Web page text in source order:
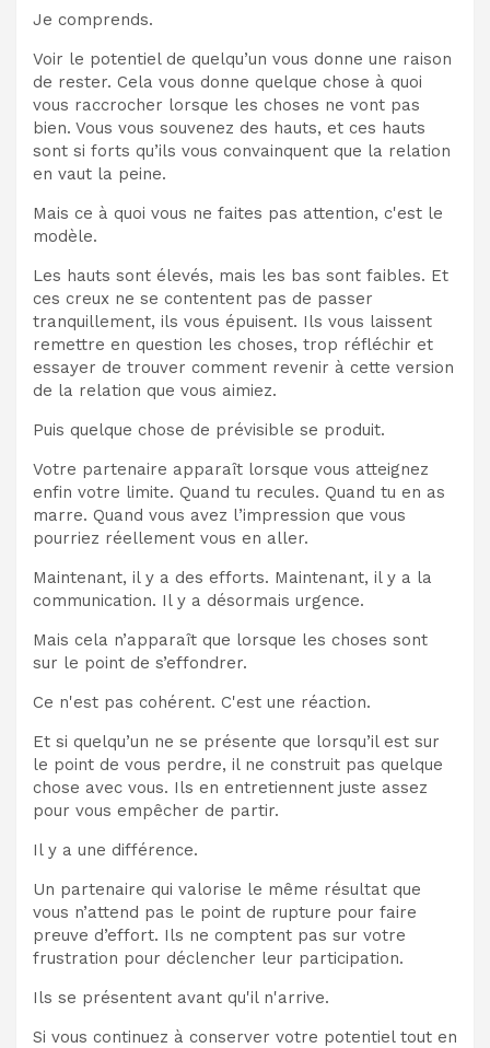
Je comprends.
Voir le potentiel de quelqu’un vous donne une raison
de rester. Cela vous donne quelque chose à quoi
vous raccrocher lorsque les choses ne vont pas
bien. Vous vous souvenez des hauts, et ces hauts
sont si forts qu’ils vous convainquent que la relation
en vaut la peine.
Mais ce à quoi vous ne faites pas attention, c'est le
modèle.
Les hauts sont élevés, mais les bas sont faibles. Et
ces creux ne se contentent pas de passer
tranquillement, ils vous épuisent. Ils vous laissent
remettre en question les choses, trop réfléchir et
essayer de trouver comment revenir à cette version
de la relation que vous aimiez.
Puis quelque chose de prévisible se produit.
Votre partenaire apparaît lorsque vous atteignez
enfin votre limite. Quand tu recules. Quand tu en as
marre. Quand vous avez l’impression que vous
pourriez réellement vous en aller.
Maintenant, il y a des efforts. Maintenant, il y a la
communication. Il y a désormais urgence.
Mais cela n’apparaît que lorsque les choses sont
sur le point de s’effondrer.
Ce n'est pas cohérent. C'est une réaction.
Et si quelqu’un ne se présente que lorsqu’il est sur
le point de vous perdre, il ne construit pas quelque
chose avec vous. Ils en entretiennent juste assez
pour vous empêcher de partir.
Il y a une différence.
Un partenaire qui valorise le même résultat que
vous n’attend pas le point de rupture pour faire
preuve d’effort. Ils ne comptent pas sur votre
frustration pour déclencher leur participation.
Ils se présentent avant qu'il n'arrive.
Si vous continuez à conserver votre potentiel tout en